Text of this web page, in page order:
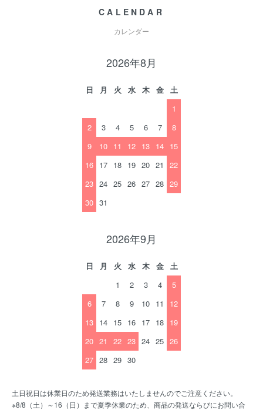
CALENDAR
カレンダー
2026年8月
日 月 火 水 木 金
土
1
2
3 4 5 6 7
8
9
10 11 12 13 14 15
16 17 18 19 20 21
22
23 24 25 26 27 28 29
30 31
2026年9月
日 月 火 水 木 金
土
1
2 3 4
5
6
7 8 9 10 11
12
13 14 15 16 17 18 19
20 21 22 23 24 25 26
27 28 29 30
土日祝日は休業日のため発送業務はいたしませんのでご注意ください。
※8/8（土）～16（日）まで夏季休業のため、商品の発送ならびにお問い合